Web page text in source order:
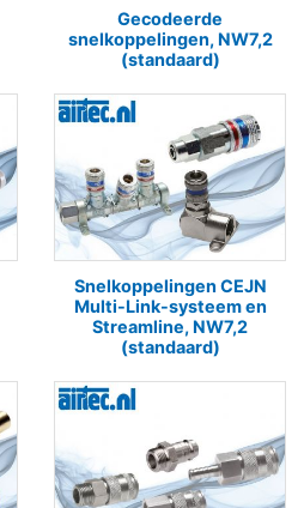
Gecodeerde
snelkoppelingen, NW7,2
(standaard)
Snelkoppelingen CEJN
Multi-Link-systeem en
Streamline, NW7,2
(standaard)